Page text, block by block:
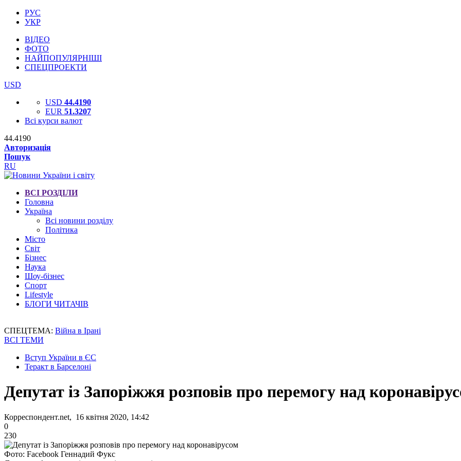
РУС
УКР
ВІДЕО
ФОТО
НАЙПОПУЛЯРНІШІ
СПЕЦПРОЕКТИ
USD
USD 44.4190
EUR 51.3207
Всі курси валют
44.4190
Авторизація
Пошук
RU
ВСІ РОЗДІЛИ
Головна
Україна
Всі новини розділу
Політика
Місто
Світ
Бізнес
Наука
Шоу-бізнес
Спорт
Lifestyle
БЛОГИ ЧИТАЧІВ
СПЕЦТЕМА: Війна в Ірані
ВСІ ТЕМИ
Вступ України в ЄС
Теракт в Барселоні
Депутат із Запоріжжя розповів про перемогу над
Корреспондент.net, 16 квітня 2020, 14:42
0
230
Фото: Facebook Геннадий Фукс